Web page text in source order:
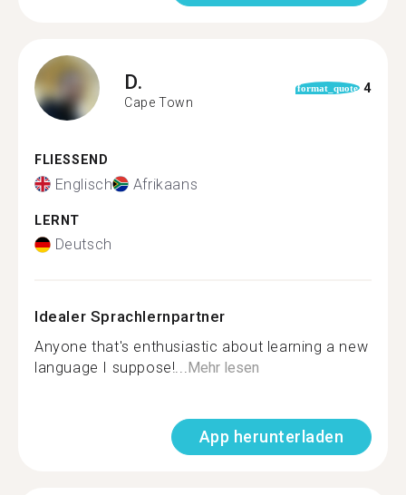
D.
Cape Town
format_quote 4
FLIESSEND
Englisch Afrikaans
LERNT
Deutsch
Idealer Sprachlernpartner
Anyone that's enthusiastic about learning a new
language I suppose!...Mehr lesen
App herunterladen